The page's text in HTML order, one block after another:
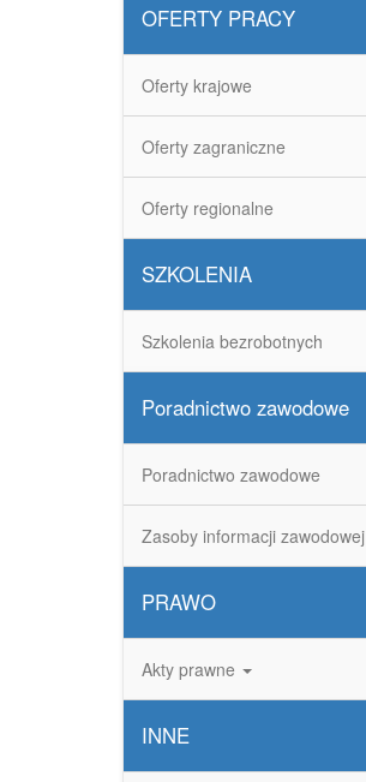
OFERTY PRACY
Oferty krajowe
Oferty zagraniczne
Oferty regionalne
SZKOLENIA
Szkolenia bezrobotnych
Poradnictwo zawodowe
Poradnictwo zawodowe
Zasoby informacji zawodowej
PRAWO
Akty prawne
INNE